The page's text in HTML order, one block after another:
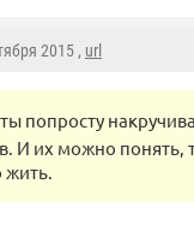
2015 , url
попросту
И их можно понять,
жить.